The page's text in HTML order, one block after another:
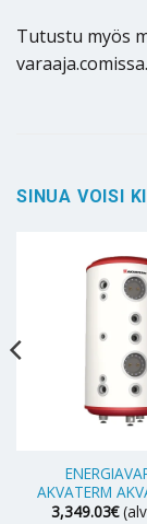
Tutustu myös
varaaja.comissa.
SINUA VOISI
AKVATERM
3,349.03€